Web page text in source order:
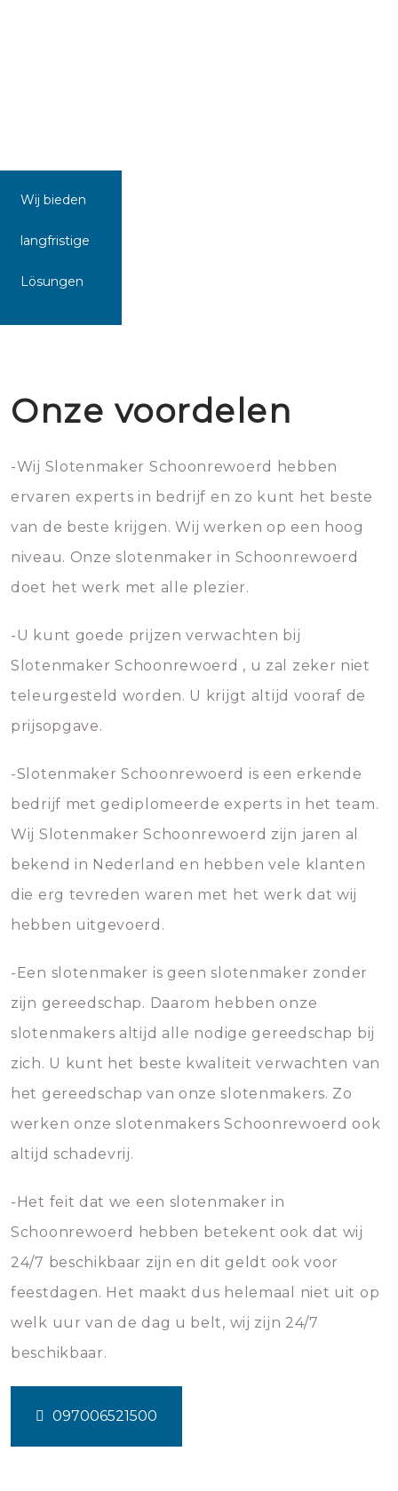
Wij bieden
langfristige
Lösungen
Onze voordelen
-Wij Slotenmaker Schoonrewoerd hebben
ervaren experts in bedrijf en zo kunt het beste
van de beste krijgen. Wij werken op een hoog
niveau. Onze slotenmaker in Schoonrewoerd
doet het werk met alle plezier.
-U kunt goede prijzen verwachten bij
Slotenmaker Schoonrewoerd , u zal zeker niet
teleurgesteld worden. U krijgt altijd vooraf de
prijsopgave.
-Slotenmaker Schoonrewoerd is een erkende
bedrijf met gediplomeerde experts in het team.
Wij Slotenmaker Schoonrewoerd zijn jaren al
bekend in Nederland en hebben vele klanten
die erg tevreden waren met het werk dat wij
hebben uitgevoerd.
-Een slotenmaker is geen slotenmaker zonder
zijn gereedschap. Daarom hebben onze
slotenmakers altijd alle nodige gereedschap bij
zich. U kunt het beste kwaliteit verwachten van
het gereedschap van onze slotenmakers. Zo
werken onze slotenmakers Schoonrewoerd ook
altijd schadevrij.
-Het feit dat we een slotenmaker in
Schoonrewoerd hebben betekent ook dat wij
24/7 beschikbaar zijn en dit geldt ook voor
feestdagen. Het maakt dus helemaal niet uit op
welk uur van de dag u belt, wij zijn 24/7
beschikbaar.
097006521500